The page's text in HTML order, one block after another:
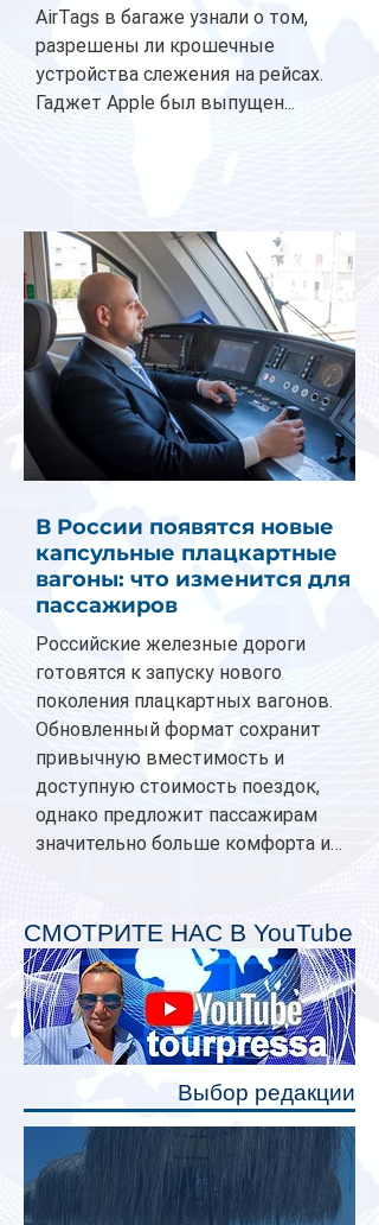
AirTags в багаже узнали о том,
разрешены ли крошечные
устройства слежения на рейсах.
Гаджет Apple был выпущен...
В России появятся новые
капсульные плацкартные
вагоны: что изменится для
пассажиров
Российские железные дороги
готовятся к запуску нового
поколения плацкартных вагонов.
Обновленный формат сохранит
привычную вместимость и
доступную стоимость поездок,
однако предложит пассажирам
значительно больше комфорта и
планируется начать в 2027 году.
Одним из главных нововведений
станут индивидуальные шторки у
каждого спального места. Они
позволят пассажирам закрыть свою
полку во время сна или отдыха,
СМОТРИТЕ НАС В YouTube
Выбор редакции